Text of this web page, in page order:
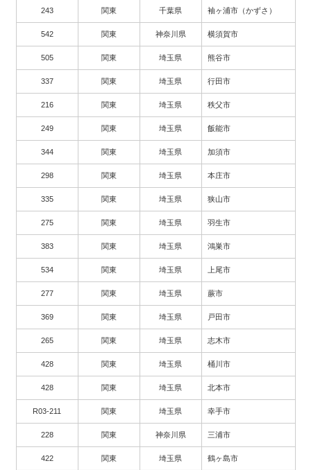
243 関東 千葉県 袖ヶ浦市（かずさ）
542 関東 神奈川県 横須賀市
505 関東 埼玉県 熊谷市
337 関東 埼玉県 行田市
216 関東 埼玉県 秩父市
249 関東 埼玉県 飯能市
344 関東 埼玉県 加須市
298 関東 埼玉県 本庄市
335 関東 埼玉県 狭山市
275 関東 埼玉県 羽生市
383 関東 埼玉県 鴻巣市
534 関東 埼玉県 上尾市
277 関東 埼玉県 蕨市
369 関東 埼玉県 戸田市
265 関東 埼玉県 志木市
428 関東 埼玉県 桶川市
428 関東 埼玉県 北本市
R03-211 関東 埼玉県 幸手市
228 関東 神奈川県 三浦市
422 関東 埼玉県 鶴ヶ島市